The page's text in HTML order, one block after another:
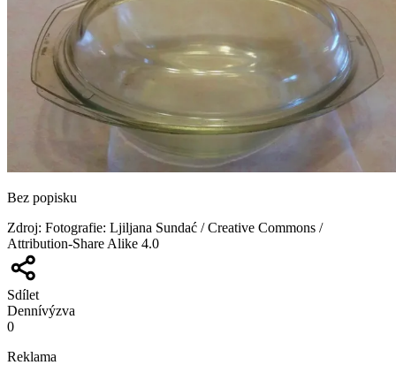
Bez popisku
Zdroj: Fotografie: Ljiljana Sundać / Creative Commons /
Attribution-Share Alike 4.0
Sdílet
Dennívýzva
0
Reklama